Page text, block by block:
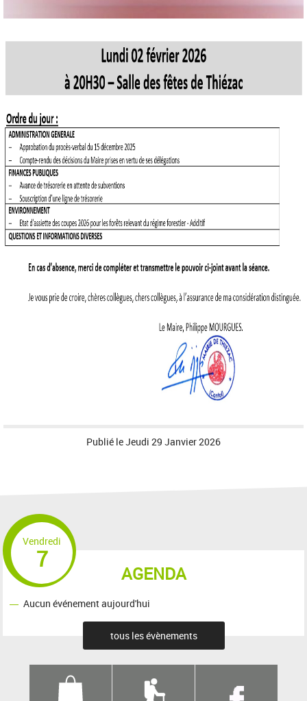
Publié leJeudi 29 Janvier 2026
AGENDA
Vendredi
7
Aucun événement aujourd'hui
tous les évènements